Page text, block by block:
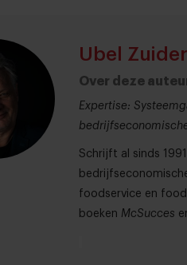
Ubel
Over deze
Expertise:
Schrijft al sinds
foodservice en
boeken McSucces